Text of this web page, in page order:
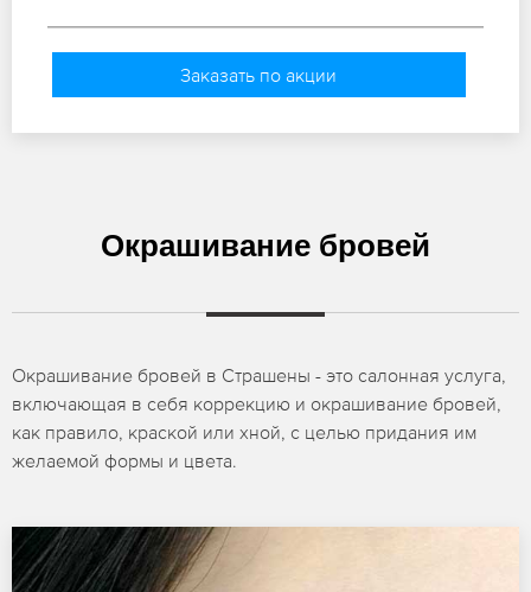
Заказать по акции
Окрашивание бровей
Окрашивание бровей в Страшены - это салонная услуга,
включающая в себя коррекцию и окрашивание бровей,
как правило, краской или хной, с целью придания им
желаемой формы и цвета.